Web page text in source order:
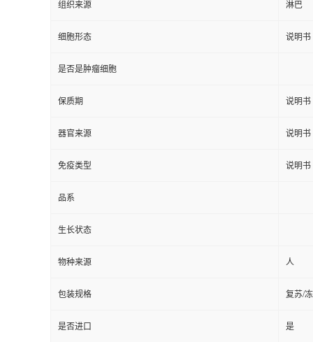
组织来源 淋巴
细胞形态 说明书
是否是肿瘤细胞
保质期 说明书
器官来源 说明书
免疫类型 说明书
品系
生长状态
物种来源 人
包装规格 复苏/
是否进口 是